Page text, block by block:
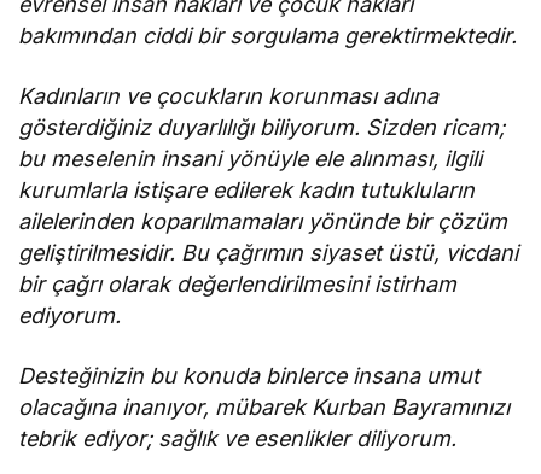
bakımından ciddi bir sorgulama gerektirmektedir.
Kadınların ve çocukların korunması adına
gösterdiğiniz duyarlılığı biliyorum. Sizden ricam;
bu meselenin insani yönüyle ele alınması, ilgili
kurumlarla istişare edilerek kadın tutukluların
ailelerinden koparılmamaları yönünde bir çözüm
geliştirilmesidir. Bu çağrımın siyaset üstü, vicdani
bir çağrı olarak değerlendirilmesini istirham
ediyorum.
Desteğinizin bu konuda binlerce insana umut
olacağına inanıyor, mübarek Kurban Bayramınızı
tebrik ediyor; sağlık ve esenlikler diliyorum.